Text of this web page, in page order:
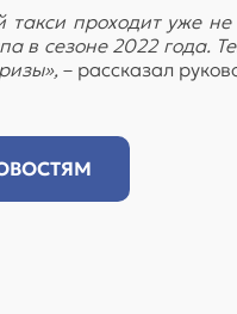
проходит уже
в сезоне 2022 года.
– рассказал